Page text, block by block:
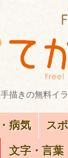
描きの無料
病気 ス
文字・言葉